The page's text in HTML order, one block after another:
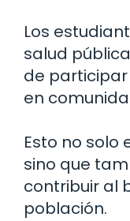
Los
salud
de
en
Esto no solo
sino que
contribuir al
población.